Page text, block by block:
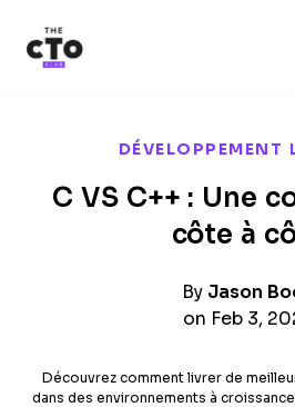
DÉVELOPPEMENT
C VS C++ : Une
côte à
By Jason
on Feb 3,
Découvrez comment livrer de
dans des environnements à